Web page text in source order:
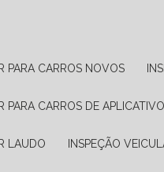
PARA CARROS NOVOS
PARA CARROS DE APLICATIVO
LAUDO INSPEÇÃO